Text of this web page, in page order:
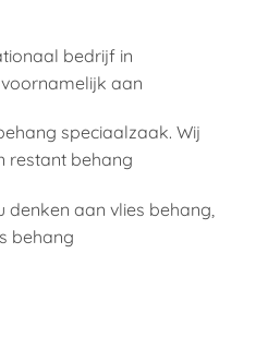
bedrijf in
aan
speciaalzaak. Wij
restant behang
denken aan vlies behang,
behang